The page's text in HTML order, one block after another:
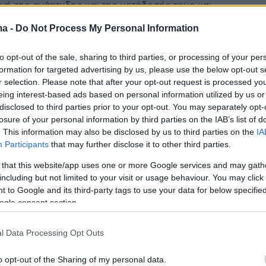
- Do Not Process My Personal Information
opt-out of the sale, sharing to third parties, or processing of your
for targeted advertising by us, please use the below opt-out
selection. Please note that after your opt-out request is processed
interest-based ads based on personal information utilized by us
to third parties prior to your opt-out. You may separately
of your personal information by third parties on the IAB’s list of
This information may also be disclosed by us to third parties on the
Participants that may further disclose it to other third parties.
that this website/app uses one or more Google services and may
but not limited to your visit or usage behaviour. You may
to Google and its third-party tags to use your data for below
consent section.
Data Processing Opt Outs
opt-out of the Sharing of my personal data.
της ανάπτυξης και της μετάδοσής τους και
για 17 παθογόνα
που χρήζουν νέων
εμβολίων
ιούς, ο Παγκόσμιος Οργανισμός Υγείας
προτεραιότητες και παθογόνα που εμφανίζουν
θα προκαλέσει την επόμενη
Η Ελληνίδα ερευνήτρια του